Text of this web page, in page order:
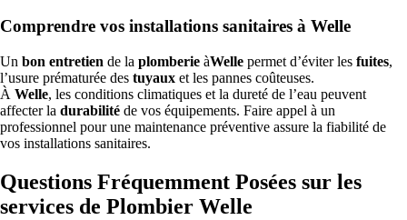
Comprendre vos installations sanitaires à Welle
Un bon entretien de la plomberie àWelle permet d’éviter les fuites,
l’usure prématurée des tuyaux et les pannes coûteuses.
À Welle, les conditions climatiques et la dureté de l’eau peuvent
affecter la durabilité de vos équipements. Faire appel à un
professionnel pour une maintenance préventive assure la fiabilité de
vos installations sanitaires.
Questions Fréquemment Posées sur les
services de Plombier Welle